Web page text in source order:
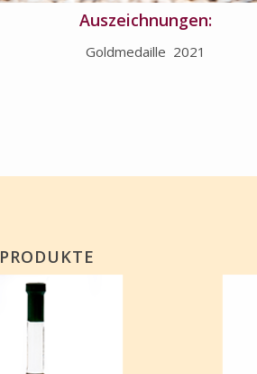
Auszeichnungen:
Goldmedaille 2021